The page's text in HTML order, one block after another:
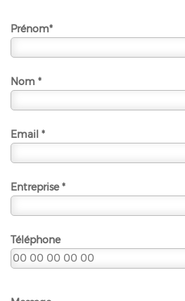
Prénom*
Nom *
Email *
Entreprise *
Téléphone